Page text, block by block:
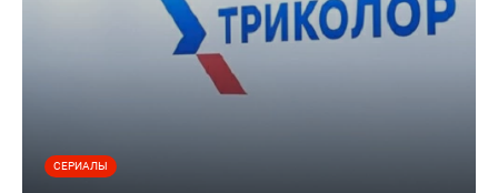
СЕРИАЛЫ